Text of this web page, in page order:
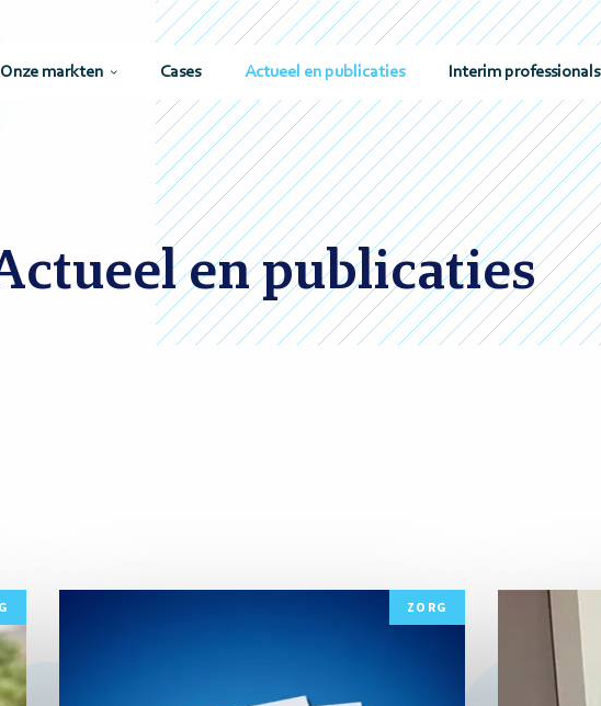
Onze markten Cases Actueel en publicaties Interim professionals
en publicaties
ZORG